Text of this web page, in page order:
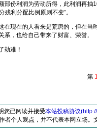
部份利润为劳动所得，此利润再抽
利分配比例原则不变”。
现在的人看来是荒唐的，但在当
，也给自己带来了财富、荣誉。
难！
第 1
您已阅读并接受本站投稿协议
者个人观点，并不代表本网立场。